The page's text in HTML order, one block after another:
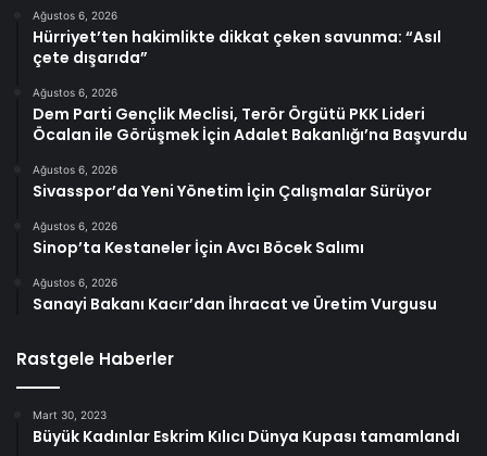
Ağustos 6, 2026
Hürriyet’ten hakimlikte dikkat çeken savunma: “Asıl
çete dışarıda”
Ağustos 6, 2026
Dem Parti Gençlik Meclisi, Terör Örgütü PKK Lideri
Öcalan ile Görüşmek İçin Adalet Bakanlığı’na Başvurdu
Ağustos 6, 2026
Sivasspor’da Yeni Yönetim İçin Çalışmalar Sürüyor
Ağustos 6, 2026
Sinop’ta Kestaneler İçin Avcı Böcek Salımı
Ağustos 6, 2026
Sanayi Bakanı Kacır’dan İhracat ve Üretim Vurgusu
Rastgele Haberler
Mart 30, 2023
Büyük Kadınlar Eskrim Kılıcı Dünya Kupası tamamlandı